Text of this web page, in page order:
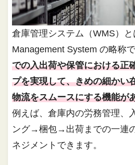
倉庫管理システム（WMS）
Management System の略称
での入出荷や保管における正
プを実現して、きめの細かい
物流をスムースにする機能が
例えば、倉庫内の労務管理
ング→梱包→出荷までの一連
ネジメントできます。